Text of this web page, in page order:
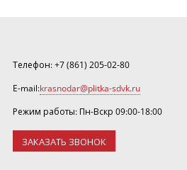
Телефон:+7 (861) 205-02-80
E-mail:krasnodar@plitka-sdvk.ru
Режим работы: Пн-Вскр 09:00-18:00
ЗАКАЗАТЬ ЗВОНОК